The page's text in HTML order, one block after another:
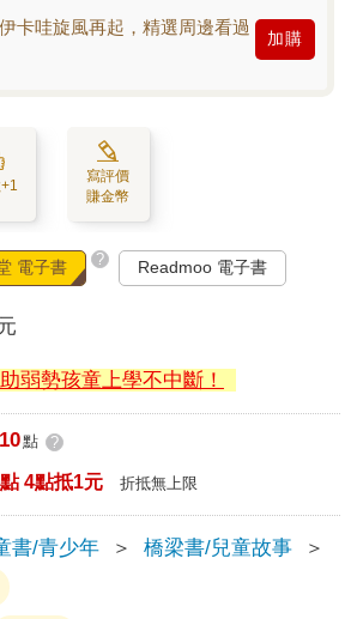
卡哇旋風再起，精選周邊看過
加購
寫評價
賺金幣
電子書 ? Readmoo 電子書
弱勢孩童上學不中斷！
10點 ?
4點抵1元 折抵無上限
書/青少年 ＞ 橋梁書/兒童故事
＞